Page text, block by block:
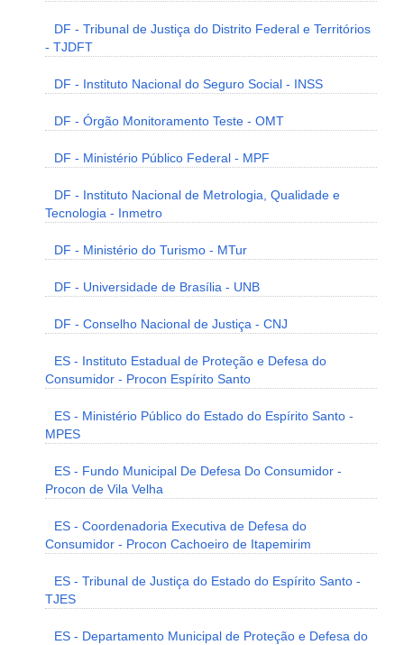
DF - Tribunal de Justiça do Distrito Federal e Territórios
- TJDFT
DF - Instituto Nacional do Seguro Social - INSS
DF - Órgão Monitoramento Teste - OMT
DF - Ministério Público Federal - MPF
DF - Instituto Nacional de Metrologia, Qualidade e
Tecnologia - Inmetro
DF - Ministério do Turismo - MTur
DF - Universidade de Brasília - UNB
DF - Conselho Nacional de Justiça - CNJ
ES - Instituto Estadual de Proteção e Defesa do
Consumidor - Procon Espírito Santo
ES - Ministério Público do Estado do Espírito Santo -
MPES
ES - Fundo Municipal De Defesa Do Consumidor -
Procon de Vila Velha
ES - Coordenadoria Executiva de Defesa do
Consumidor - Procon Cachoeiro de Itapemirim
ES - Tribunal de Justiça do Estado do Espírito Santo -
TJES
ES - Departamento Municipal de Proteção e Defesa do